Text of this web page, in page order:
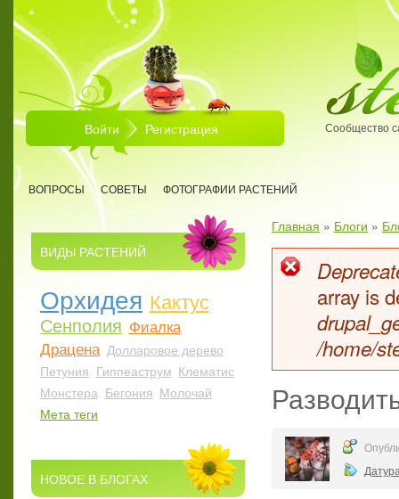
Перейти к основному содержанию
Войти Регистрация Сообщество
ВОПРОСЫ СОВЕТЫ ФОТОГРАФИИ РАСТЕНИЙ
ВИДЫ РАСТЕНИЙ
Орхидея Кактус
Сенполия Фиалка
Драцена Долларовое дерево
Петуния Гиппеаструм Клематис
Монстера Бегония Молочай
Мета теги
НОВОЕ В БЛОГАХ
Вы здесь
Главная » Блоги »
array is
/home/